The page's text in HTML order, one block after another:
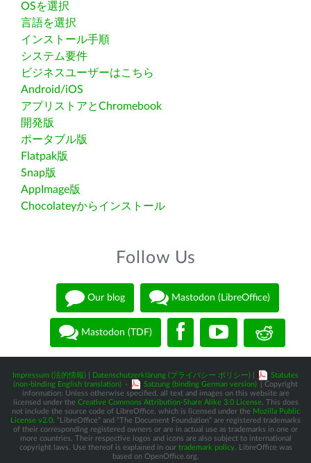
OSを選択
言語を選択
インストール手順
システム要件
ビジネスユーザーはこちら
Android/iOS
アプリストアとChromebook
開発版
ポータブル版
Flatpak版
Snap版
AppImage版
Chocolateyからインストール
Follow Us
Our blog Mastodon (LibreOffice)
Mastodon (TDF)
Impressum (法的情報) Datenschutzerklärung (プライバシー ポリシー)
Statutes
(non-binding English translation) - Satzung (binding German version)
| Copyright
information: Unless otherwise specified, all text and images on this website are
licensed under the Creative Commons Attribution-Share Alike 3.0 License. This does
not include the source code of LibreOffice, which is licensed under the Mozilla Public
License v2.0 . “LibreOffice” and “The Document Foundation” are registered trademarks
of their corresponding registered owners or are in actual use as trademarks in one or
more countries. Their respective logos and icons are also subject to international
copyright laws. Use thereof is explained in our trademark policy. LibreOffice was
based on OpenOffice.org.